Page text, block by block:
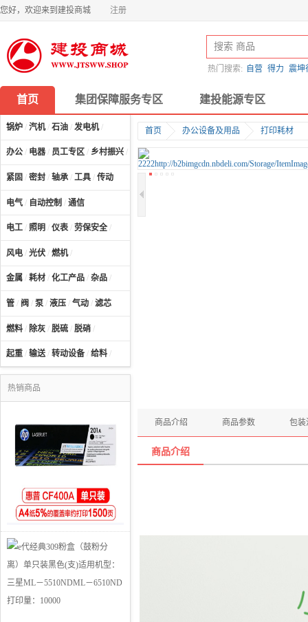
您好，欢迎来到建投商城 注册
热门搜索: 自营 得力 震坤
首页 集团保障服务专区 建投能源专区
锅炉 / 汽机/ 石油 / 发电机/
办公 / 电器 / 员工专区 / 乡村振兴 / 计算机及配件
紧固 / 密封 / 轴承 / 工具 / 传动
电气 / 自动控制 / 通信
电工 / 照明 / 仪表 / 劳保安全 /
风电 / 光伏 / 燃机/
金属 / 耗材 / 化工产品 / 杂品 /
管 / 阀 / 泵 / 液压 / 气动 / 滤芯
燃料 / 除灰 / 脱硫 / 脱硝 /
起重 / 输送/ 转动设备 / 给料 /
热销商品
首页 办公设备及用品 打印耗材
商品介绍 商品参数 包装
商品介绍